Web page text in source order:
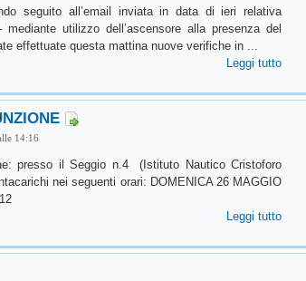
seguito all’email inviata in data di ieri relativa
utilizzo dell’ascensore alla presenza del
effettuate questa mattina nuove verifiche in ...
Leggi tutto
14:16
presso il Seggio n.4 (Istituto Nautico Cristoforo
nei seguenti orari: DOMENICA 26 MAGGIO
Leggi tutto